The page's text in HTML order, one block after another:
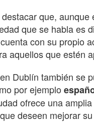
que,
que se habla es
con su propio
aquellos que estén
Dublín también se
por ejemplo
ofrece una
deseen mejorar